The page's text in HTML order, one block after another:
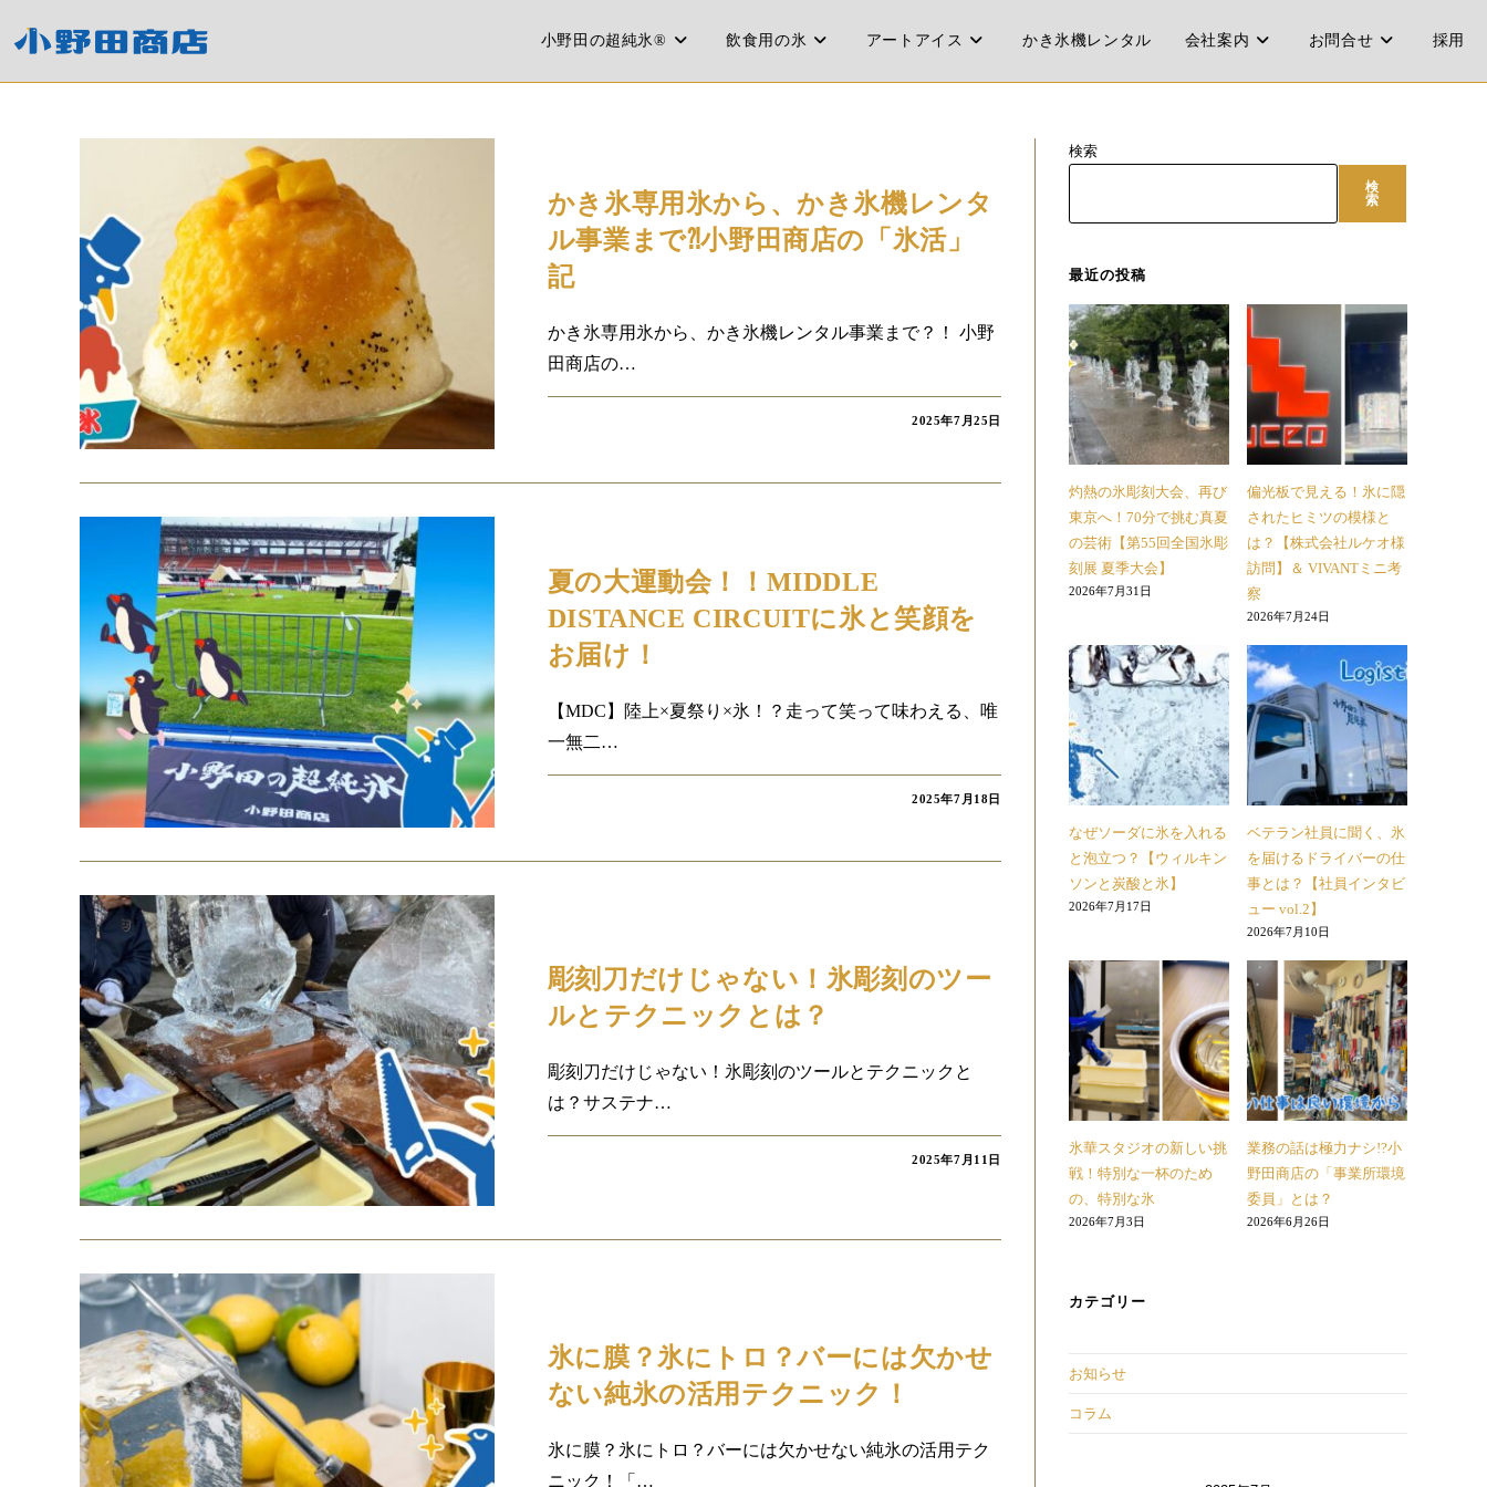
ン
小野田の超純氷® 飲食用の氷 アートアイス かき氷機レンタル 会社案内 お問合せ 採用
かき氷専用氷から、かき氷機レンタ
ル事業まで⁈小野田商店の「氷活」
記
かき氷専用氷から、かき氷機レンタル事業まで？！ 小野
田商店の…
2025年7月25日
夏の大運動会！！MIDDLE
DISTANCE CIRCUITに氷と笑顔を
お届け！
【MDC】陸上×夏祭り×氷！？走って笑って味わえる、唯
一無二…
2025年7月18日
彫刻刀だけじゃない！氷彫刻のツー
ルとテクニックとは？
彫刻刀だけじゃない！氷彫刻のツールとテクニックと
は？サステナ…
2025年7月11日
氷に膜？氷にトロ？バーには欠かせ
ない純氷の活用テクニック！
氷に膜？氷にトロ？バーには欠かせない純氷の活用テク
ニック！「…
検索
検
索
最近の投稿
灼熱の氷彫刻大会、再び
東京へ！70分で挑む真夏
の芸術【第55回全国氷彫
刻展 夏季大会】
2026年7月31日
偏光板で見える！氷に隠
されたヒミツの模様と
は？【株式会社ルケオ様
訪問】＆ VIVANTミニ考
察
2026年7月24日
なぜソーダに氷を入れる
と泡立つ？【ウィルキン
ソンと炭酸と氷】
2026年7月17日
ベテラン社員に聞く、氷
を届けるドライバーの仕
事とは？【社員インタビ
ュー vol.2】
2026年7月10日
氷華スタジオの新しい挑
戦！特別な一杯のため
の、特別な氷
2026年7月3日
業務の話は極力ナシ!?小
野田商店の「事業所環境
委員」とは？
2026年6月26日
カテゴリー
お知らせ
コラム